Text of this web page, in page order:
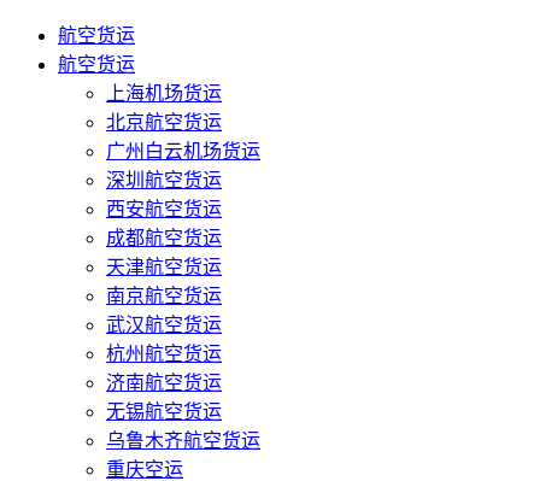
航空货运
航空货运
上海机场货运
北京航空货运
广州白云机场货运
深圳航空货运
西安航空货运
成都航空货运
天津航空货运
南京航空货运
武汉航空货运
杭州航空货运
济南航空货运
无锡航空货运
乌鲁木齐航空货运
重庆空运